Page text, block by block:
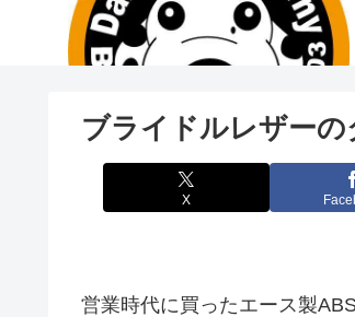
ブライドルレザーの
X
営業時代に買ったエース製